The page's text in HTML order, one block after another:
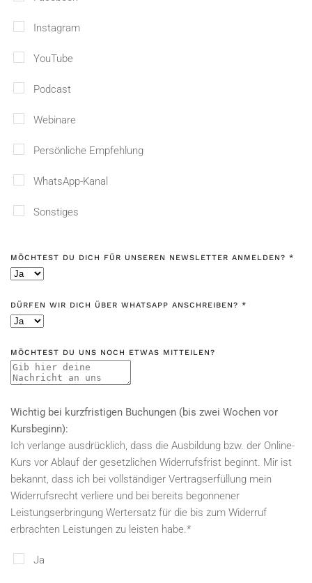
Instagram
YouTube
Podcast
Webinare
Persönliche Empfehlung
WhatsApp-Kanal
Sonstiges
MÖCHTEST DU DICH FÜR UNSEREN NEWSLETTER ANMELDEN? *
DÜRFEN WIR DICH ÜBER WHATSAPP ANSCHREIBEN? *
MÖCHTEST DU UNS NOCH ETWAS MITTEILEN?
Wichtig bei kurzfristigen Buchungen (bis zwei Wochen vor
Kursbeginn):
Ich verlange ausdrücklich, dass die Ausbildung bzw. der Online-
Kurs vor Ablauf der gesetzlichen Widerrufsfrist beginnt. Mir ist
bekannt, dass ich bei vollständiger Vertragserfüllung mein
Widerrufsrecht verliere und bei bereits begonnener
Leistungserbringung Wertersatz für die bis zum Widerruf
erbrachten Leistungen zu leisten habe.*
Ja